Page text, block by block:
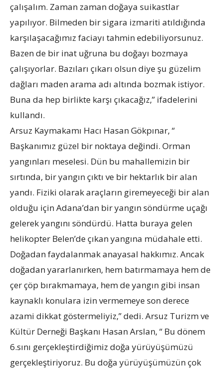
çalışalım. Zaman zaman doğaya suikastlar
yapılıyor. Bilmeden bir sigara izmariti atıldığında
karşılaşacağımız faciayı tahmin edebiliyorsunuz.
Bazen de bir inat uğruna bu doğayı bozmaya
çalışıyorlar. Bazıları çıkarı olsun diye şu güzelim
dağları maden arama adı altında bozmak istiyor.
Buna da hep birlikte karşı çıkacağız,” ifadelerini
kullandı.
Arsuz Kaymakamı Hacı Hasan Gökpınar, “
Başkanımız güzel bir noktaya değindi. Orman
yangınları meselesi. Dün bu mahallemizin bir
sırtında, bir yangın çıktı ve bir hektarlık bir alan
yandı. Fiziki olarak araçların giremeyeceği bir alan
olduğu için Adana’dan bir yangın söndürme uçağı
gelerek yangını söndürdü. Hatta buraya gelen
helikopter Belen’de çıkan yangına müdahale etti.
Doğadan faydalanmak anayasal hakkımız. Ancak
doğadan yararlanırken, hem batırmamaya hem de
çer çöp bırakmamaya, hem de yangın gibi insan
kaynaklı konulara izin vermemeye son derece
azami dikkat göstermeliyiz,” dedi. Arsuz Turizm ve
Kültür Derneği Başkanı Hasan Arslan, “ Bu dönem
6.sını gerçekleştirdiğimiz doğa yürüyüşümüzü
gerçekleştiriyoruz. Bu doğa yürüyüşümüzün çok